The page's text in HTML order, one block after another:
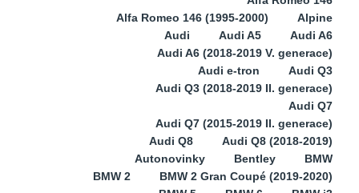
Alfa Romeo 146 (1995-2000)
Alpine
Audi
Audi A5
Audi A6
Audi A6 (2018-2019 V. generace)
Audi e-tron
Audi Q3
Audi Q3 (2018-2019 II. generace)
Audi Q7
Audi Q7 (2015-2019 II. generace)
Audi Q8
Audi Q8 (2018-2019)
Autonovinky
Bentley
BMW
BMW 2
BMW 2 Gran Coupé (2019-2020)